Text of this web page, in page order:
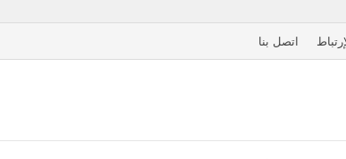
اتصل بنا